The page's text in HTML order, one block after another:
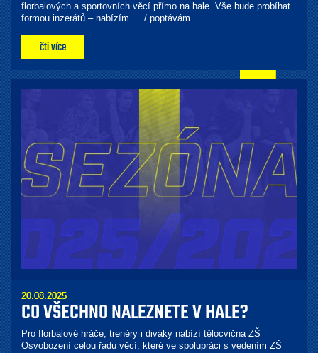
florbalových a sportovních věcí přímo na hale. Vše bude probíhat
formou inzerátů – nabízím … / poptávám ...
čti více
20.08.2025
CO VŠECHNO NALEZNETE V HALE?
Pro florbalové hráče, trenéry i diváky nabízí tělocvična ZŠ
Osvobození celou řadu věcí, které ve spolupráci s vedením ZŠ